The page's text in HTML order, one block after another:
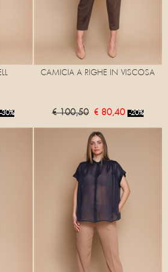
-30%
CAMICIA A RIGHE IN VISCOSA
€ 100,50 € 80,40 -20%